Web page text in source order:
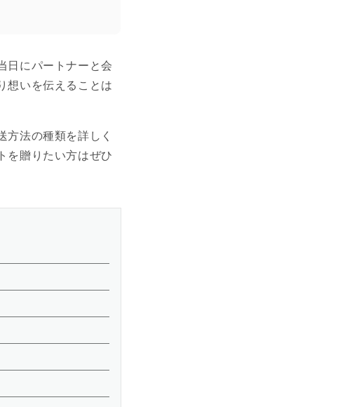
日にパートナーと会
想いを伝えることは
法の種類を詳しく
を贈りたい方はぜひ